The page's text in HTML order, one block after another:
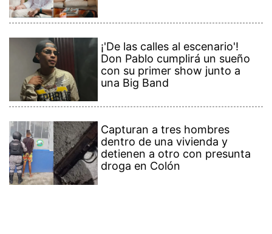
¡'De las calles al escenario'!
Don Pablo cumplirá un sueño
con su primer show junto a
una Big Band
Capturan a tres hombres
dentro de una vivienda y
detienen a otro con presunta
droga en Colón